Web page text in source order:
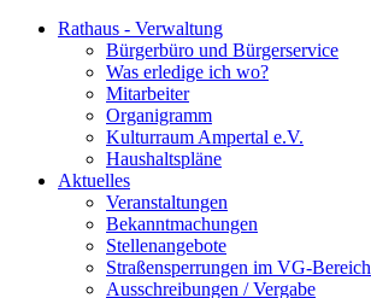
Rathaus - Verwaltung
Bürgerbüro und Bürgerservice
Was erledige ich wo?
Mitarbeiter
Organigramm
Kulturraum Ampertal e.V.
Haushaltspläne
Aktuelles
Veranstaltungen
Bekanntmachungen
Stellenangebote
Straßensperrungen im VG-Bereich
Ausschreibungen / Vergabe